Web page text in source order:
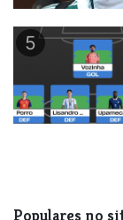
5
Populares no